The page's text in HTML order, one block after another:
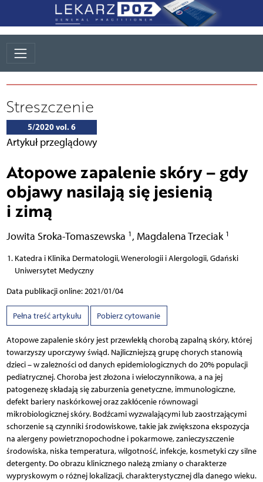
Streszczenie
5/2020 vol. 6
Artykuł przeglądowy
Atopowe zapalenie skóry – gdy
objawy nasilają się jesienią
i zimą
Jowita Sroka-Tomaszewska 1 , Magdalena Trzeciak 1
Katedra i Klinika Dermatologii, Wenerologii i Alergologii, Gdański
Uniwersytet Medyczny
Data publikacji online: 2021/01/04
Pełna treść artykułu Pobierz cytowanie
Atopowe zapalenie skóry jest przewlekłą chorobą zapalną skóry, której
towarzyszy uporczywy świąd. Najliczniejszą grupę chorych stanowią
dzieci – w zależności od danych epidemiologicznych do 20% populacji
pediatrycznej. Choroba jest złożona i wieloczynnikowa, a na jej
patogenezę składają się zaburzenia genetyczne, immunologiczne,
defekt bariery naskórkowej oraz zakłócenie równowagi
mikrobiologicznej skóry. Bodźcami wyzwalającymi lub zaostrzającymi
schorzenie są czynniki środowiskowe, takie jak zwiększona ekspozycja
na alergeny powietrznopochodne i pokarmowe, zanieczyszczenie
środowiska, niska temperatura, wilgotność, infekcje, kosmetyki czy silne
detergenty. Do obrazu klinicznego należą zmiany o charakterze
wypryskowym o różnej lokalizacji, charakterystycznej dla danego wieku.